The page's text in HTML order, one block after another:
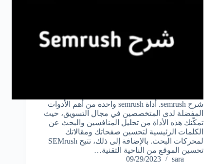
شرح semrush. أداة semrush واحدة من أهم الأدوات
المفضلة لدى المتخصصين في مجال التسويق، حيث
تمكّنك هذه الأداة من تحليل المنافسين والبحث عن
الكلمات الرئيسية لتحسين صفحاتك ومقالاتك
لمحركات البحث. بالإضافة إلى ذلك، تتيح SEMrush
تحسين الموقع من الناحية التقنية…
sara
09/29/2023